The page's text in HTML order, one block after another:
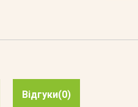
Відгуки(0)